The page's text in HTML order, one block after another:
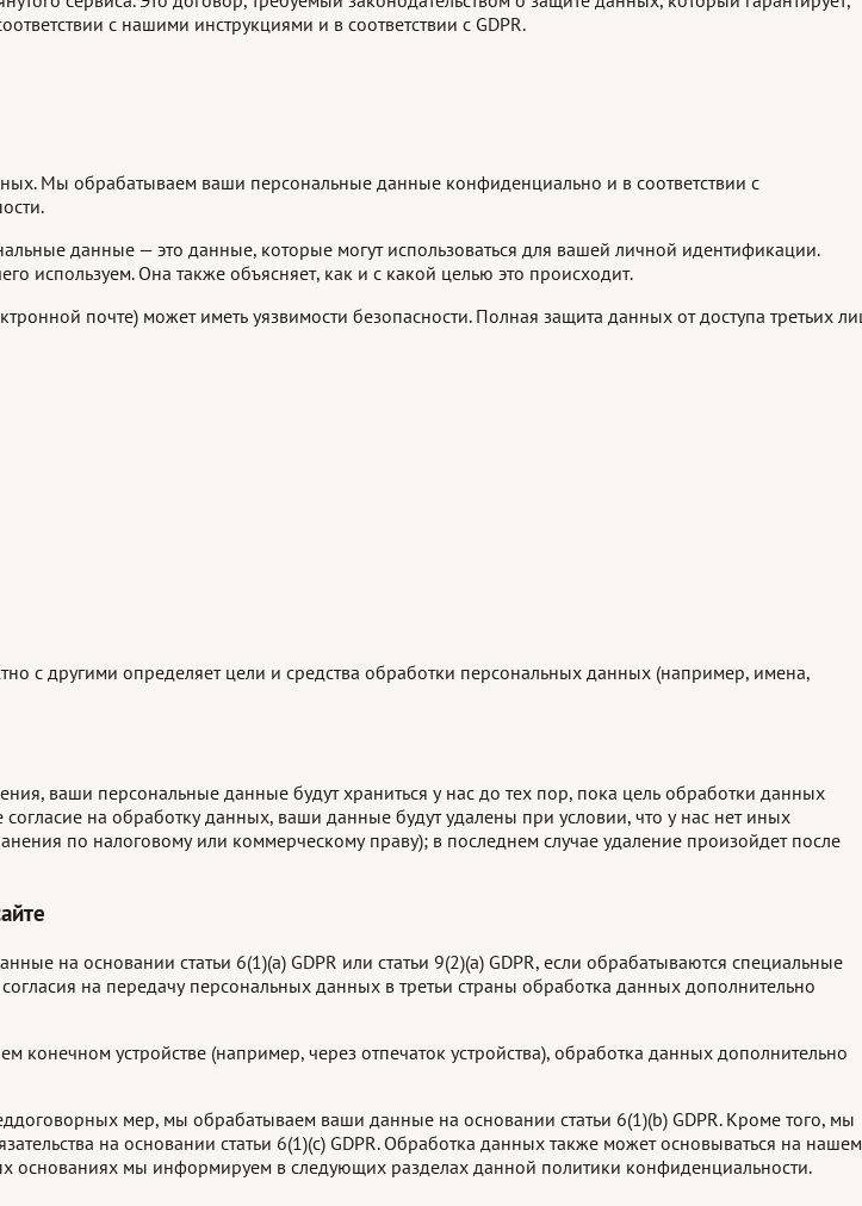
с нашими инструкциями и в соответствии с GDPR.
Мы обрабатываем ваши персональные данные конфиденциально и в соответствии с
данные — это данные, которые могут использоваться для вашей личной идентификации.
используем. Она также объясняет, как и с какой целью это происходит.
почте) может иметь уязвимости безопасности. Полная защита данных от доступа третьих
с другими определяет цели и средства обработки персональных данных (например, имена,
ваши персональные данные будут храниться у нас до тех пор, пока цель обработки данных
на обработку данных, ваши данные будут удалены при условии, что у нас нет иных
по налоговому или коммерческому праву); в последнем случае удаление произойдет после
на основании статьи 6(1)(a) GDPR или статьи 9(2)(a) GDPR, если обрабатываются специальные
на передачу персональных данных в третьи страны обработка данных дополнительно
устройстве (например, через отпечаток устройства), обработка данных дополнительно
мер, мы обрабатываем ваши данные на основании статьи 6(1)(b) GDPR. Кроме того, мы
на основании статьи 6(1)(c) GDPR. Обработка данных также может основываться на нашем
основаниях мы информируем в следующих разделах данной политики конфиденциальности.